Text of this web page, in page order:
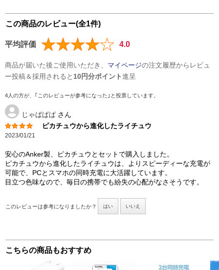
この商品のレビュー(全1件)
平均評価 4.0
商品が届いた後ご使用いただき、 マイページの注文履歴からレビュ
ー投稿＆採用されると 10円分ポイント進呈
4人の方が、｢このレビューが参考になった｣と投票しています。
じゃばぱぱ さん
ピカチュウから進化したライチュウ
2023/01/21
安心のAnker製、ピカチュウとセットで購入しました。
ピカチュウから進化したライチュウは、よりスピーディーな充電が
可能で、PCとスマホの同時充電に大活躍しています。
目立つ色味なので、毎日の携帯でも紛失の心配がなさそうです。
このレビューは参考になりましたか？ はい いいえ
こちらの商品もおすすめ